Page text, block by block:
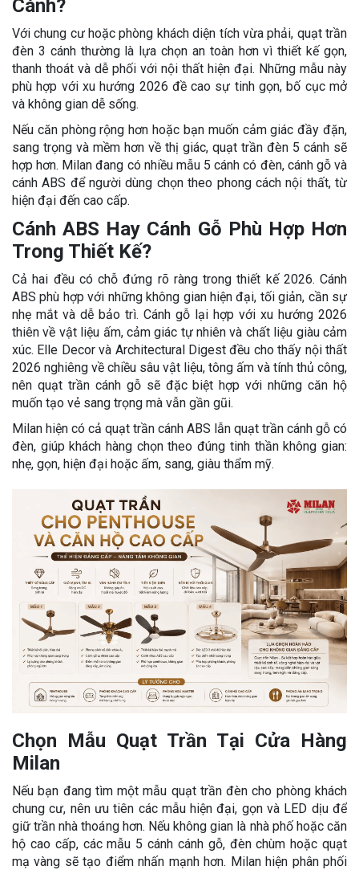
Cánh?
Với chung cư hoặc phòng khách diện tích vừa phải, quạt trần
đèn 3 cánh thường là lựa chọn an toàn hơn vì thiết kế gọn,
thanh thoát và dễ phối với nội thất hiện đại. Những mẫu này
phù hợp với xu hướng 2026 đề cao sự tinh gọn, bố cục mở
và không gian dễ sống.
Nếu căn phòng rộng hơn hoặc bạn muốn cảm giác đầy đặn,
sang trọng và mềm hơn về thị giác, quạt trần đèn 5 cánh sẽ
hợp hơn. Milan đang có nhiều mẫu 5 cánh có đèn, cánh gỗ và
cánh ABS để người dùng chọn theo phong cách nội thất, từ
hiện đại đến cao cấp.
Cánh ABS Hay Cánh Gỗ Phù Hợp Hơn
Trong Thiết Kế?
Cả hai đều có chỗ đứng rõ ràng trong thiết kế 2026. Cánh
ABS phù hợp với những không gian hiện đại, tối giản, cần sự
nhẹ mắt và dễ bảo trì. Cánh gỗ lại hợp với xu hướng 2026
thiên về vật liệu ấm, cảm giác tự nhiên và chất liệu giàu cảm
xúc. Elle Decor và Architectural Digest đều cho thấy nội thất
2026 nghiêng về chiều sâu vật liệu, tông ấm và tính thủ công,
nên quạt trần cánh gỗ sẽ đặc biệt hợp với những căn hộ
muốn tạo vẻ sang trọng mà vẫn gần gũi.
Milan hiện có cả quạt trần cánh ABS lẫn quạt trần cánh gỗ có
đèn, giúp khách hàng chọn theo đúng tinh thần không gian:
nhẹ, gọn, hiện đại hoặc ấm, sang, giàu thẩm mỹ.
Chọn Mẫu Quạt Trần Tại Cửa Hàng
Milan
Nếu bạn đang tìm một mẫu quạt trần đèn cho phòng khách
chung cư, nên ưu tiên các mẫu hiện đại, gọn và LED dịu để
giữ trần nhà thoáng hơn. Nếu không gian là nhà phố hoặc căn
hộ cao cấp, các mẫu 5 cánh cánh gỗ, đèn chùm hoặc quạt
mạ vàng sẽ tạo điểm nhấn mạnh hơn. Milan hiện phân phối